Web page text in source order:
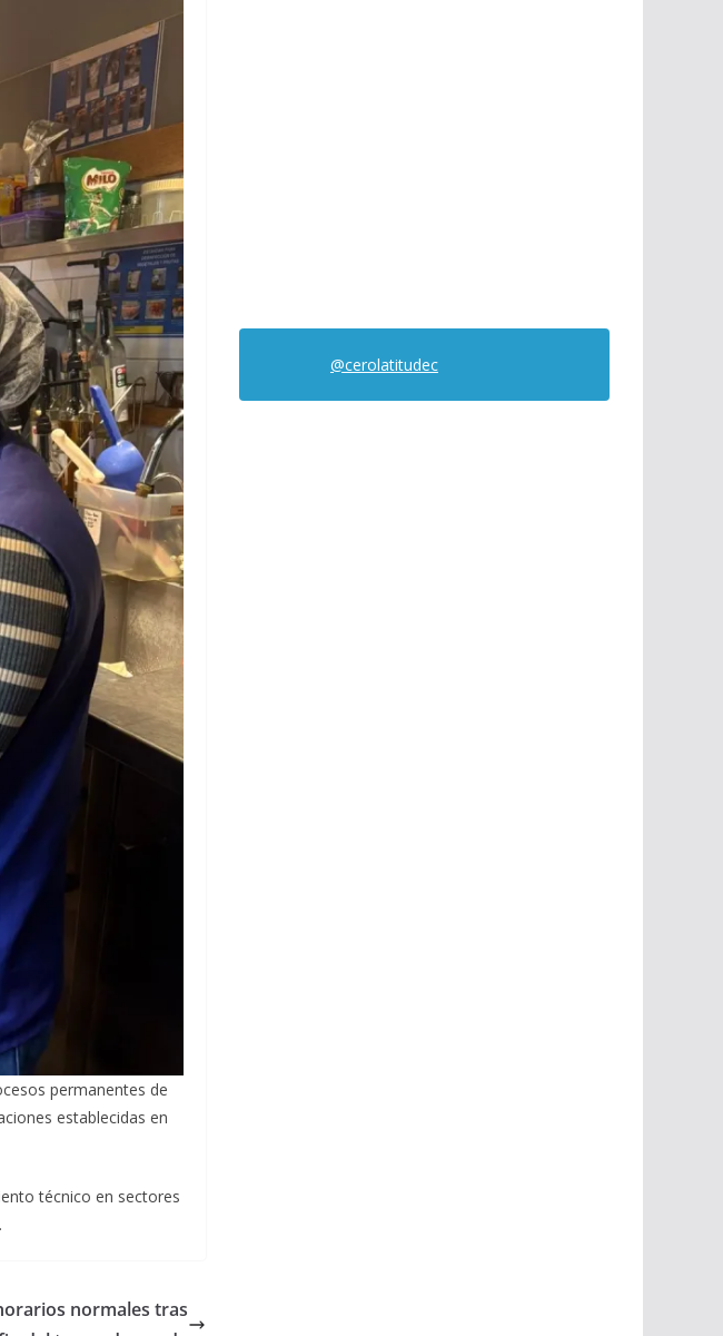
permanentes de
establecidas en
técnico en sectores
normales tras
@cerolatitudec